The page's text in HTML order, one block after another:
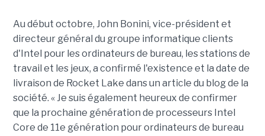
Au début octobre, John Bonini, vice-président et
directeur général du groupe informatique clients
d'Intel pour les ordinateurs de bureau, les stations de
travail et les jeux, a confirmé l'existence et la date de
livraison de Rocket Lake dans un article du blog de la
société. «Je suis également heureux de confirmer
que la prochaine génération de processeurs Intel
Core de 11e génération pour ordinateurs de bureau